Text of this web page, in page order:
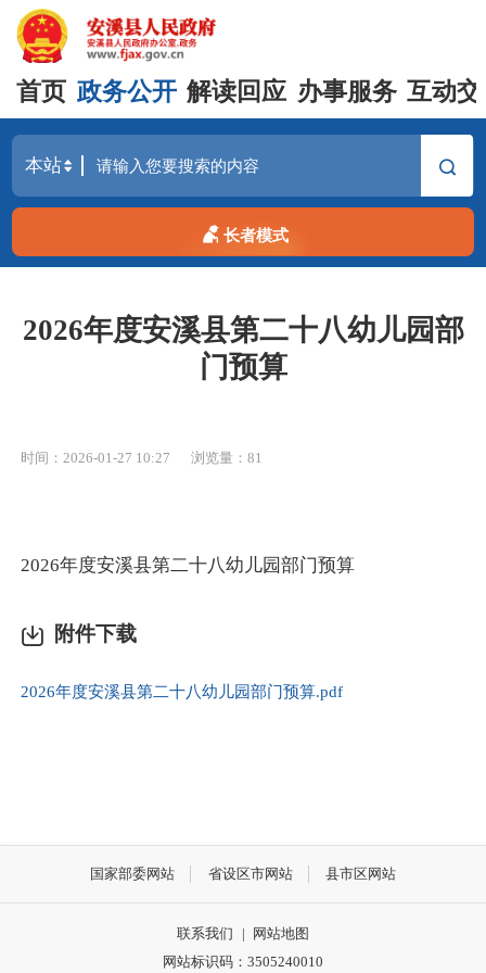
首页 政务公开 解读回应 办事服务 互动
长者模式
2026年度安溪县第二十八幼儿园部
门预算
时间：2026-01-27 10:27 浏览量： 81
2026年度安溪县第二十八幼儿园部门预算
附件下载
2026年度安溪县第二十八幼儿园部门预算.pdf
国家部委网站 省设区市网站 县市区网站
联系我们 |
网站地图
网站标识码：3505240010